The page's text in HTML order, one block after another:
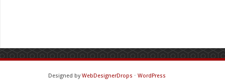
Designed byWebDesignerDrops ⋅ WordPress